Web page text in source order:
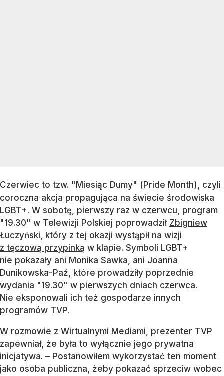
Czerwiec to tzw. "Miesiąc Dumy" (Pride Month), czyli
coroczna akcja propagująca na świecie środowiska
LGBT+. W sobotę, pierwszy raz w czerwcu, program
"19.30" w Telewizji Polskiej poprowadził Zbigniew
Łuczyński, który z tej okazji wystąpił na wizji
z tęczową przypinką w klapie. Symboli LGBT+
nie pokazały ani Monika Sawka, ani Joanna
Dunikowska-Paź, które prowadziły poprzednie
wydania "19.30" w pierwszych dniach czerwca.
Nie eksponowali ich też gospodarze innych
programów TVP.
W rozmowie z Wirtualnymi Mediami, prezenter TVP
zapewniał, że była to wyłącznie jego prywatna
inicjatywa. – Postanowiłem wykorzystać ten moment
jako osoba publiczna, żeby pokazać sprzeciw wobec